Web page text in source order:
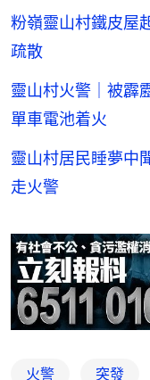
粉嶺靈山村鐵皮
疏散
靈山村火警｜被霹
單車電池着火
靈山村居民睡夢中
走火警
火警 突發